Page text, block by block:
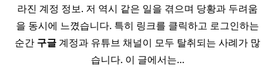
라진 계정 정보. 저 역시 같은 일을 겪으며 당황과 두려움
을 동시에 느꼈습니다. 특히 링크를 클릭하고 로그인하는
순간 구글계정과 유튜브 채널이 모두 탈취되는 사례가 많
습니다. 이 글에서는…